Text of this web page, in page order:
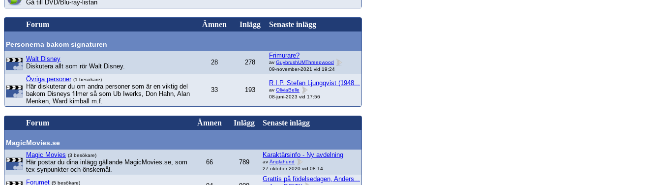
Gå till DVD/Blu-ray-listan
Forum Ämnen Inlägg Senaste inlägg
Personerna bakom signaturen
Walt Disney
Diskutera allt som rör Walt Disney.
28 278
Frimurare?
av GuybrushUMThreepwood
09-november-2021 vid 19:24
Övriga personer (1 besökare)
Här diskuterar du om andra personer som är en viktig del
bakom Disneys filmer så som Ub Iwerks, Don Hahn, Alan
Menken, Ward kimball m.f.
33 193
R.I.P. Stefan Ljungqvist (1948...
av OliviaBelle
08-juni-2023 vid 17:56
Forum Ämnen Inlägg Senaste inlägg
MagicMovies.se
Magic Movies (3 besökare)
Här postar du dina inlägg gällande MagicMovies.se, som
tex synpunkter och önskemål.
66 789
Karaktärsinfo - Ny avdelning
av Änglahund
27-oktober-2020 vid 08:14
Forumet (5 besökare)
Grattis på födelsedagen, Anders...